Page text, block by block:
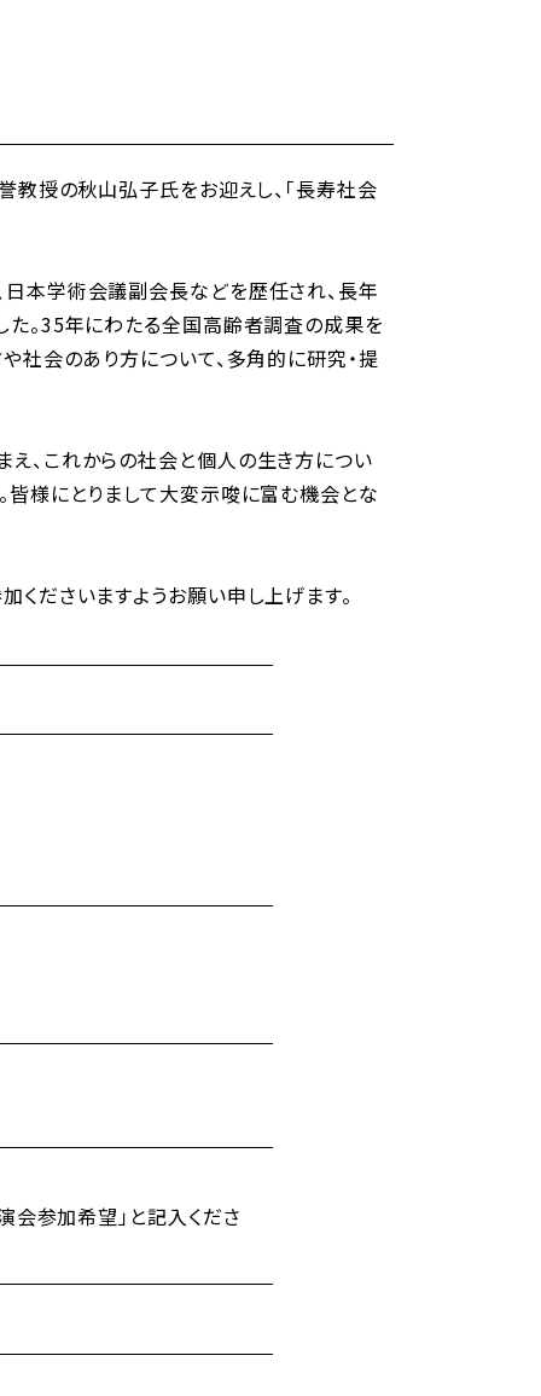
授の秋山弘子氏をお迎えし、「長寿社会
本学術会議副会長などを歴任され、長年
。35年にわたる全国高齢者調査の成果を
社会のあり方について、多角的に研究・提
、これからの社会と個人の生き方につい
皆様にとりまして大変示唆に富む機会とな
くださいますようお願い申し上げます。
会参加希望」と記入くださ